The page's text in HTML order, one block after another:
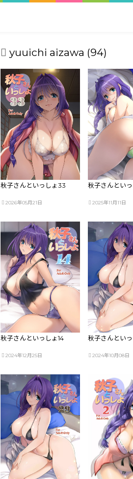
yuuichi aizawa (94)
秋子さんといっしょ33
2026年05月21日
秋子さんといっ
2025年11月11日
秋子さんといっしょ14
2024年12月25日
秋子さんとい
2024年10月08日